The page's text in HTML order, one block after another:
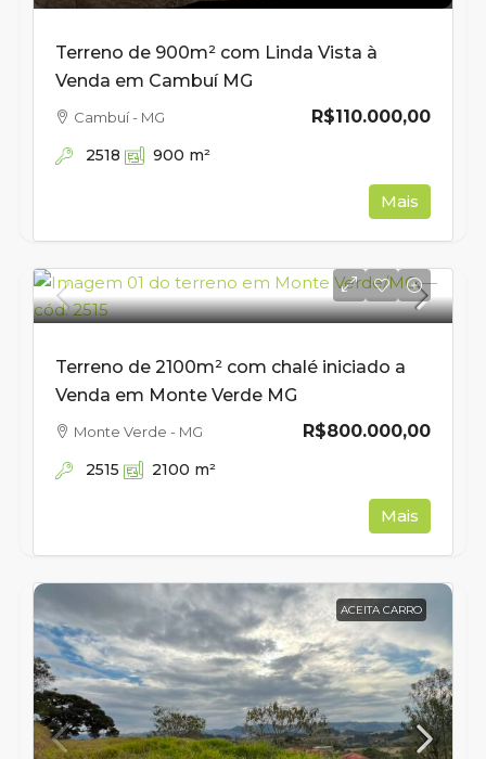
Terreno de 900m² com Linda Vista à
Venda em Cambuí MG
R$110.000,00
Cambuí - MG
2518 900 m²
Mais
Terreno de 2100m² com chalé iniciado a
Venda em Monte Verde MG
R$800.000,00
Monte Verde - MG
2515 2100 m²
Mais
ACEITA CARRO